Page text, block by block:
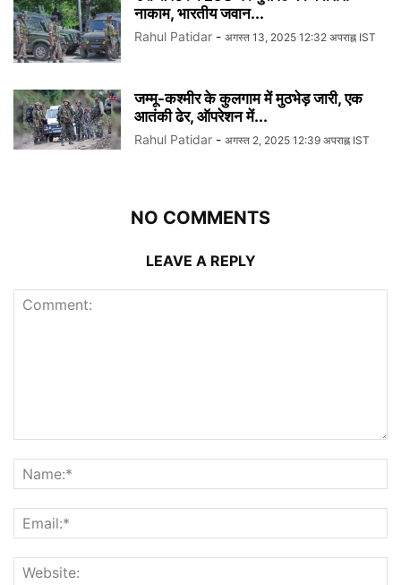
नाकाम, भारतीय जवान...
Rahul Patidar - अगस्त 13, 2025 12:32 अपराह्न IST
जम्मू-कश्मीर के कुलगाम में मुठभेड़ जारी, एक
आतंकी ढेर, ऑपरेशन में...
Rahul Patidar - अगस्त 2, 2025 12:39 अपराह्न IST
NO COMMENTS
LEAVE A REPLY